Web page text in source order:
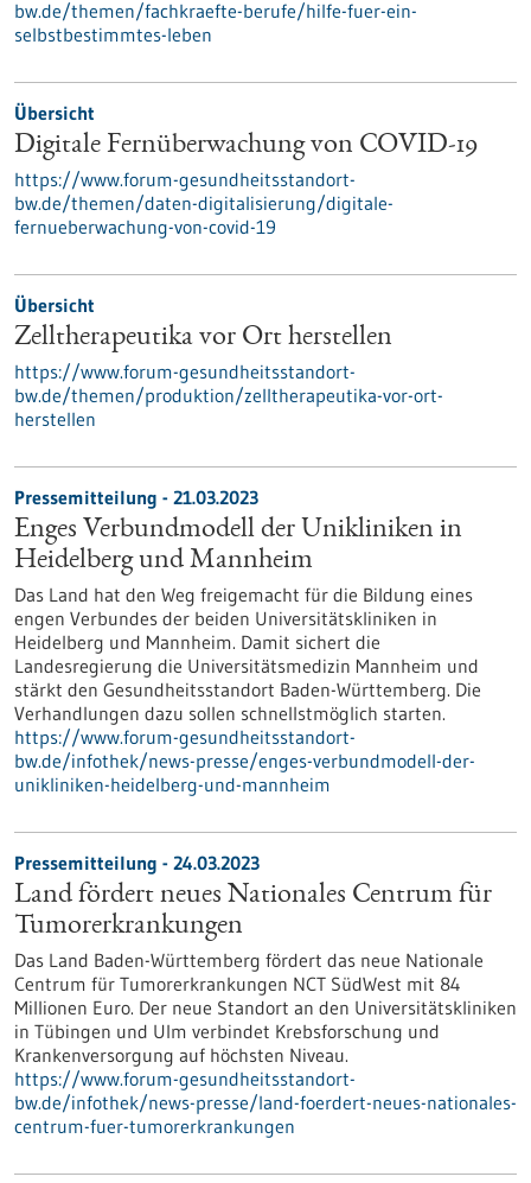
bw.de/themen/fachkraefte-berufe/hilfe-fuer-ein-
selbstbestimmtes-leben
Übersicht
Digitale Fernüberwachung von COVID-19
https://www.forum-gesundheitsstandort-
bw.de/themen/daten-digitalisierung/digitale-
fernueberwachung-von-covid-19
Übersicht
Zelltherapeutika vor Ort herstellen
https://www.forum-gesundheitsstandort-
bw.de/themen/produktion/zelltherapeutika-vor-ort-
herstellen
Pressemitteilung - 21.03.2023
Enges Verbundmodell der Unikliniken in
Heidelberg und Mannheim
Das Land hat den Weg freigemacht für die Bildung eines
engen Verbundes der beiden Universitätskliniken in
Heidelberg und Mannheim. Damit sichert die
Landesregierung die Universitätsmedizin Mannheim und
stärkt den Gesundheitsstandort Baden-Württemberg. Die
Verhandlungen dazu sollen schnellstmöglich starten.
https://www.forum-gesundheitsstandort-
bw.de/infothek/news-presse/enges-verbundmodell-der-
unikliniken-heidelberg-und-mannheim
Pressemitteilung - 24.03.2023
Land fördert neues Nationales Centrum für
Tumorerkrankungen
Das Land Baden-Württemberg fördert das neue Nationale
Centrum für Tumorerkrankungen NCT SüdWest mit 84
Millionen Euro. Der neue Standort an den Universitätskliniken
in Tübingen und Ulm verbindet Krebsforschung und
Krankenversorgung auf höchsten Niveau.
https://www.forum-gesundheitsstandort-
bw.de/infothek/news-presse/land-foerdert-neues-nationales-
centrum-fuer-tumorerkrankungen